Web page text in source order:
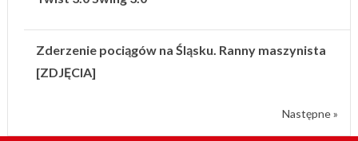
Zderzenie pociągów na Śląsku. Ranny maszynista
[ZDJĘCIA]
Następne »